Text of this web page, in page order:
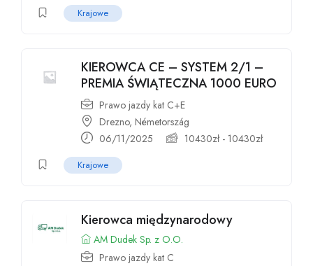
Krajowe
KIEROWCA CE – SYSTEM 2/1 –
PREMIA ŚWIĄTECZNA 1000 EURO
Prawo jazdy kat C+E
Drezno, Németország
06/11/2025
10430zł- 10430zł
Krajowe
Kierowca międzynarodowy
AM Dudek Sp. z O.O.
Prawo jazdy kat C